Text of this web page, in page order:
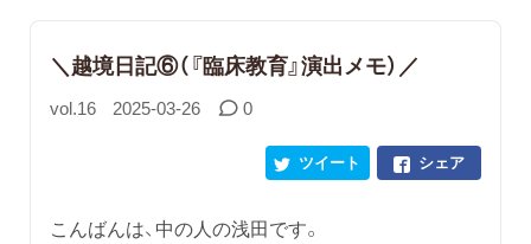
＼越境日記⑥（『臨床教育』演出メモ）／
vol.16 2025-03-26 0
シェア
ツイート
こんばんは、中の人の浅田です。